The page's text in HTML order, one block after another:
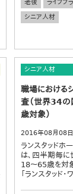
老後 ライフプ
シニア人材
シニア人材
職場における
査（世界34
歳対象）
2016年08月08日
ランスタッドホ
は、四半期毎
18～65歳を対
「ランスタッド